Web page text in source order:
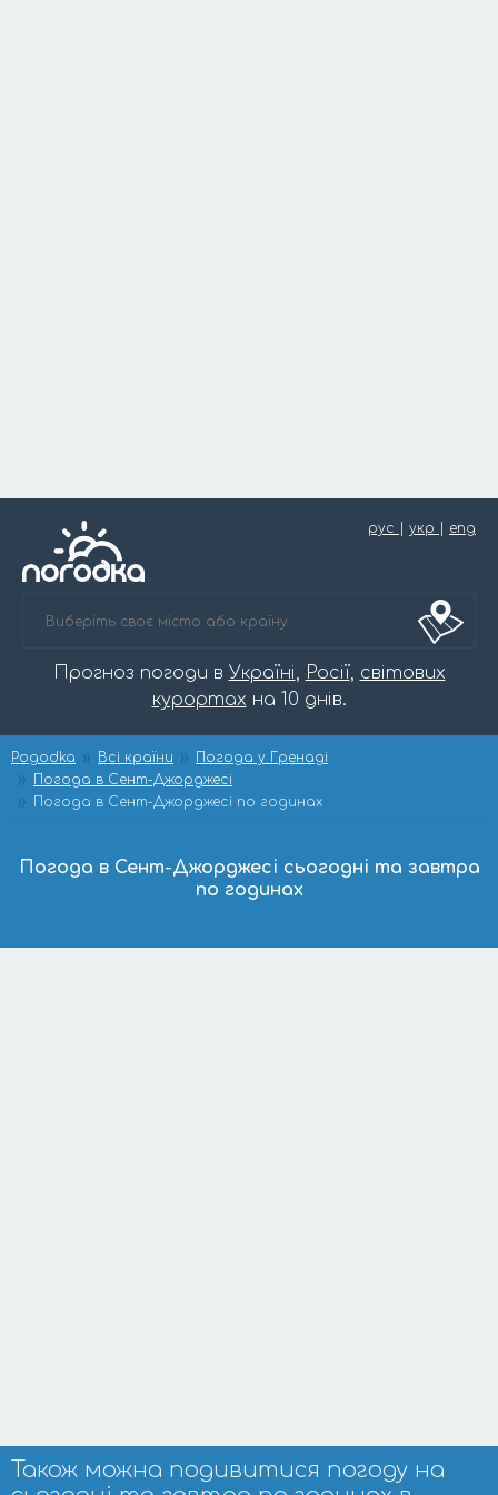
рус укр eng
Прогноз погоди в Україні, Росії, світових
курортах на 10 днів.
Pogodka Всі країни
Погода у Гренаді
Погода в Сент-Джорджесі
Погода в Сент-Джорджесі по годинах
Погода в Сент-Джорджесі сьогодні та завтра
по годинах
Також можна подивитися погоду на